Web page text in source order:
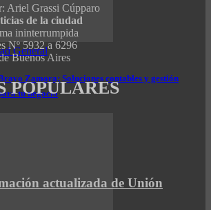
General
Zamora: Soluciones contables y gestión
tu negocio
Ariel Grassi Cúpparo
de la ciudad
ininterrumpida
Nº 5932 a 6296
Buenos Aires
POPULARES
actualizada de Unión